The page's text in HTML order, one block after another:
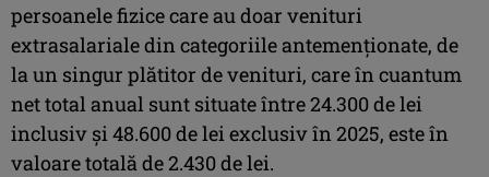
persoanele fizice care au doar venituri
extrasalariale din categoriile antemenţionate, de
la un singur plătitor de venituri, care în cuantum
net total anual sunt situate între 24.300 de lei
inclusiv şi 48.600 de lei exclusiv în 2025, este în
valoare totală de 2.430 de lei.